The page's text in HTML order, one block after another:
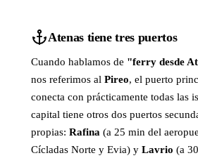
Atenas tiene tres puertos
Cuando hablamos de "ferry desde
nos referimos al Pireo, el puerto
conecta con prácticamente todas las
capital tiene otros dos puertos
propias: Rafina (a 25 min del
Cícladas Norte y Evia) y Lavrio (a